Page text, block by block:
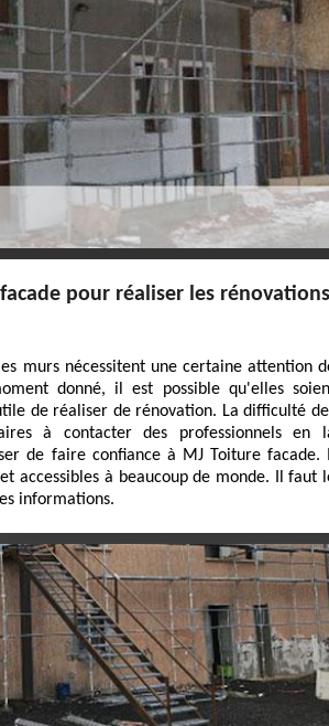
pour réaliser les rénovations
murs nécessitent une certaine attention
donné, il est possible qu'elles
de réaliser de rénovation. La difficulté
à contacter des professionnels en
de faire confiance à MJ Toiture facade. Il
accessibles à beaucoup de monde. Il faut
informations.